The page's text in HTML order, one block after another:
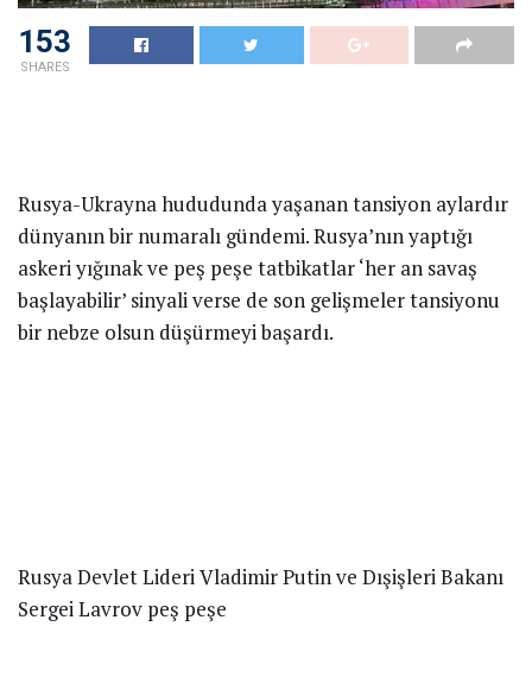
153
SHARES
Rusya-Ukrayna hududunda yaşanan tansiyon aylardır
dünyanın bir numaralı gündemi. Rusya’nın yaptığı
askeri yığınak ve peş peşe tatbikatlar ‘her an savaş
başlayabilir’ sinyali verse de son gelişmeler tansiyonu
bir nebze olsun düşürmeyi başardı.
Rusya Devlet Lideri Vladimir Putin ve Dışişleri Bakanı
Sergei Lavrov peş peşe